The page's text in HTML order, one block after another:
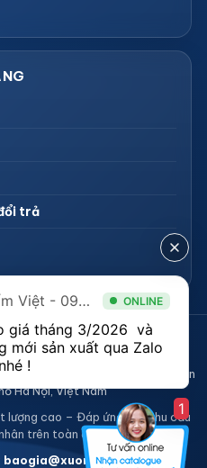
trả
GỐM VIỆT
0108836921
Bát Tràng, Xã Bát Tràng, Huyện
Hà Nội, Việt Nam
lượng cao – Đáp ứng mọi nhu cầu
trên toàn quốc
baogia@xuonggomviet.com
Xưởng Gốm Việt - 094.1900.823 ONLINE
giá tháng 3/2026  và
mới sản xuất qua Zalo
!
1